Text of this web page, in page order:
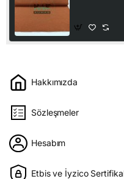
Hakkımızda
Sözleşmeler
Hesabım
Etbis ve İyzico